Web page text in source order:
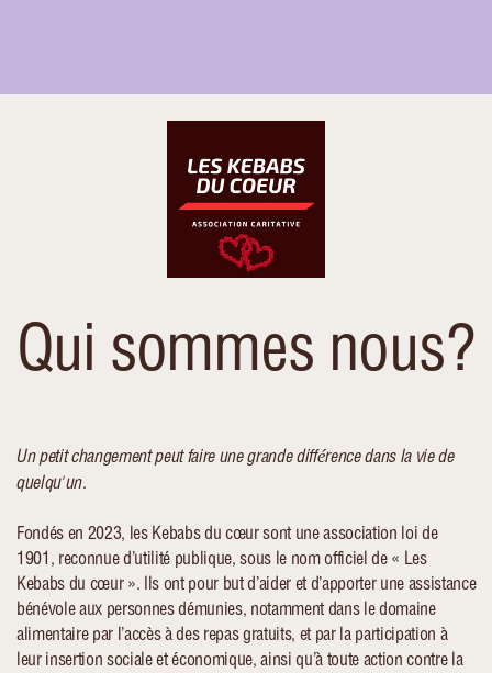
Qui sommes nous?
Un petit changement peut faire une grande différence dans la vie de
quelqu'un.
Fondés en 2023, les Kebabs du cœur sont une association loi de
1901, reconnue d’utilité publique, sous le nom officiel de « Les
Kebabs du cœur ». Ils ont pour but d’aider et d’apporter une assistance
bénévole aux personnes démunies, notamment dans le domaine
alimentaire par l’accès à des repas gratuits, et par la participation à
leur insertion sociale et économique, ainsi qu’à toute action contre la